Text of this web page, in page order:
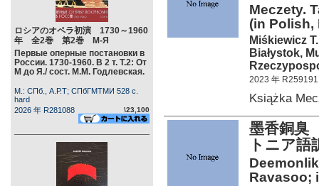
ロシアのオペラ初演 1730～1960
年 全2巻 第2巻 М-Я
Первые оперные постановки в
России. 1730-1960. В 2 т. Т.2: От
М до Я./ сост. М.М. Годлевская.
М.: СПб., А.Р.Т; СПбГМТМИ 528 c.
hard
2026 年 R281088
\23,100
Meczety.
(in Polish,
Miśkiewicz
Białystok,
2023 年 R259191
Książka
墨香銅
トニア語
Ravasoo;